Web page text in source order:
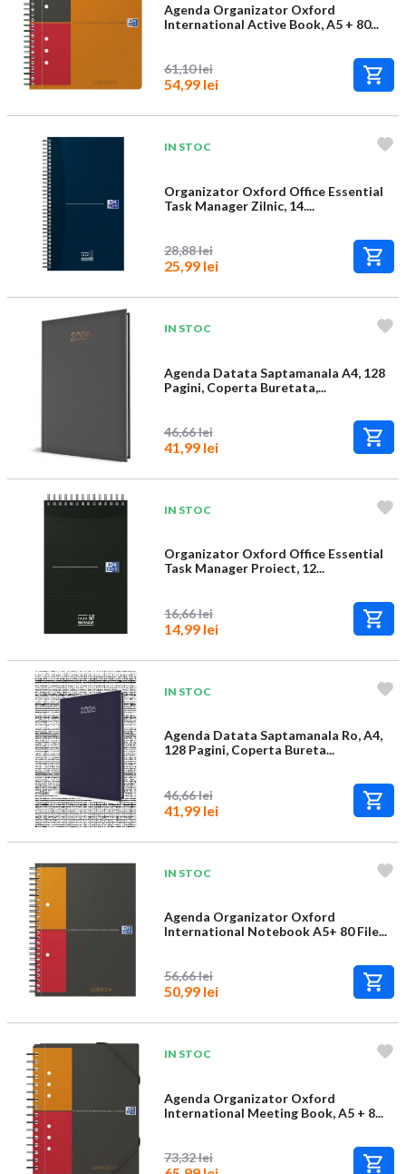
Agenda Organizator Oxford
International Active Book, A5 + 80...
61,10 lei
54,99 lei
IN STOC
Organizator Oxford Office Essential
Task Manager Zilnic, 14....
28,88 lei
25,99 lei
IN STOC
Agenda Datata Saptamanala A4, 128
Pagini, Coperta Buretata,...
46,66 lei
41,99 lei
IN STOC
Organizator Oxford Office Essential
Task Manager Proiect, 12...
16,66 lei
14,99 lei
IN STOC
Agenda Datata Saptamanala Ro, A4,
128 Pagini, Coperta Bureta...
46,66 lei
41,99 lei
IN STOC
Agenda Organizator Oxford
International Notebook A5+ 80 File...
56,66 lei
50,99 lei
IN STOC
Agenda Organizator Oxford
International Meeting Book, A5 + 8...
73,32 lei